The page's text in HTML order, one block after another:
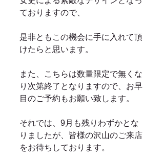
ておりますので、
是非ともこの機会に手に入れて頂
けたらと思います。
また、こちらは数量限定で無くな
り次第終了となりますので、お早
目のご予約もお願い致します。
それでは、9月も残りわずかとな
りましたが、皆様の沢山のご来店
をお待ちしております。